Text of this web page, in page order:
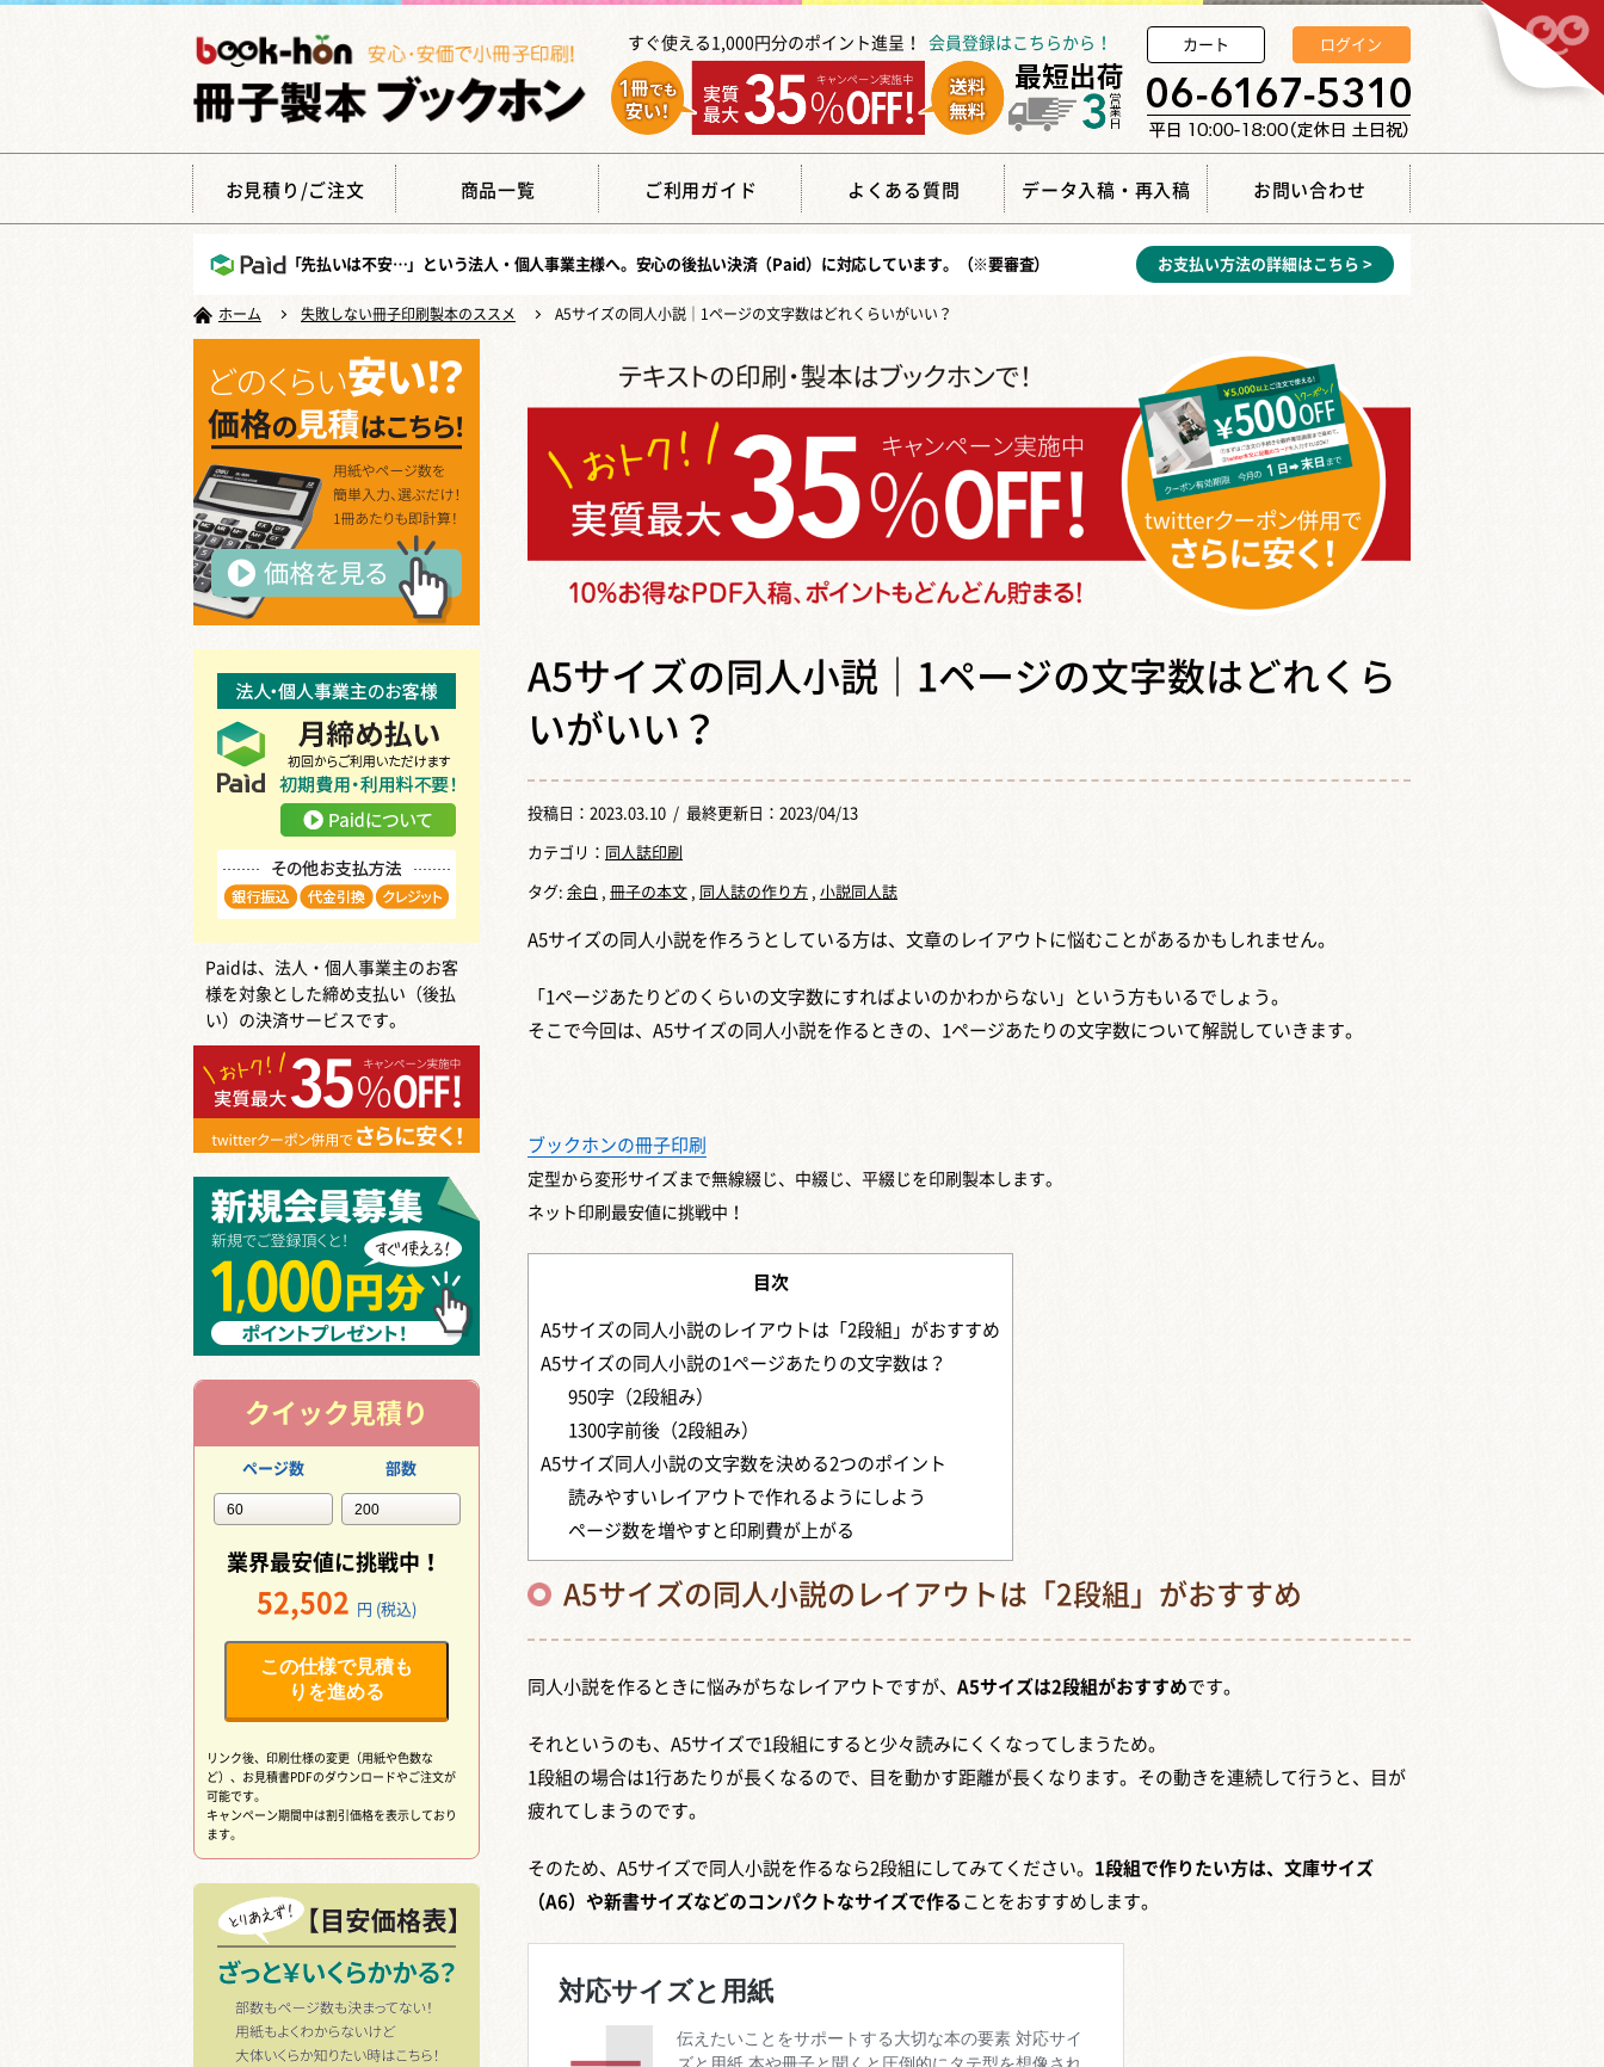
すぐ使える1,000円分のポイント進呈！ 会員登録はこちらから！ カート ログイン
お見積り/ご注文 商品一覧 ご利用ガイド よくある質問 データ入稿・再入稿 お問い合わせ
「先払いは不安…」という法人・個人事業主様へ。安心の後払い決済（Paid） に対応しています。（※要審査） お支払い方法の詳細はこちら >
ホーム 失敗しない冊子印刷製本のススメ A5サイズの同人小説｜1ページの文字数はどれくらいがいい？
Paidは、法人・個人事業主のお客
様を対象とした締め支払い（後払
い）の決済サービスです。
クイック見積り
ページ数 部数
業界最安値に挑戦中！
52,502 円 (税込)
この仕様で見積も
りを進める
リンク後、印刷仕様の変更（用紙や色数な
ど）、 お見積書PDFのダウンロードやご注文が
可能です。
キャンペーン期間中は割引価格を表示しており
ます。
A5サイズの同人小説｜1ページの文字数はどれくら
いがいい？
投稿日： 2023.03.10 / 最終更新日：2023/04/13
カテゴリ： 同人誌印刷
タグ: 余白 冊子の本文 同人誌の作り方 小説同人誌
A5サイズの同人小説を作ろうとしている方は、文章のレイアウトに悩むことがあるかもしれません。
「1ページあたりどのくらいの文字数にすればよいのかわからない」という方もいるでしょう。
そこで今回は、A5サイズの同人小説を作るときの、1ページあたりの文字数について解説していきます。
ブックホンの冊子印刷
定型から変形サイズまで無線綴じ、中綴じ、平綴じを印刷製本します。
ネット印刷最安値に挑戦中！
目次
A5サイズの同人小説のレイアウトは「2段組」がおすすめ
A5サイズの同人小説の1ページあたりの文字数は？
950字（2段組み）
1300字前後（2段組み）
A5サイズ同人小説の文字数を決める2つのポイント
読みやすいレイアウトで作れるようにしよう
ページ数を増やすと印刷費が上がる
A5サイズの同人小説のレイアウトは「2段組」がおすすめ
同人小説を作るときに悩みがちなレイアウトですが、 A5サイズは2段組がおすすめです。
それというのも、A5サイズで1段組にすると少々読みにくくなってしまうため。
1段組の場合は1行あたりが長くなるので、目を動かす距離が長くなります。その動きを連続して行うと、目が
疲れてしまうのです。
そのため、A5サイズで同人小説を作るなら2段組にしてみてください。 1段組で作りたい方は、文庫サイズ
（A6）や新書サイズなどのコンパクトなサイズで作る ことをおすすめします。